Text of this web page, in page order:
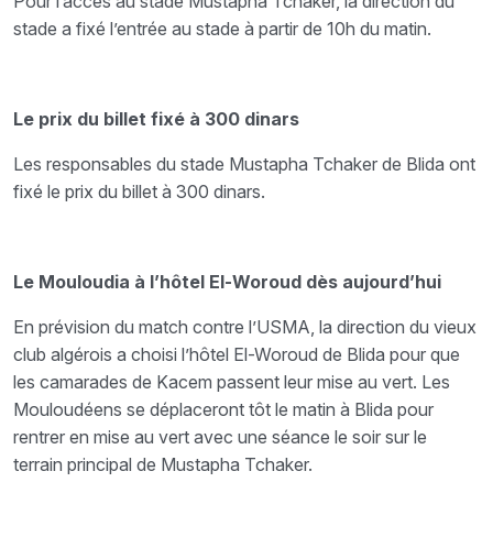
stade a fixé l’entrée au stade à partir de 10h du matin.
Le prix du billet fixé à 300 dinars
Les responsables du stade Mustapha Tchaker de Blida ont
fixé le prix du billet à 300 dinars.
Le Mouloudia à l’hôtel El-Woroud dès aujourd’hui
En prévision du match contre l’USMA, la direction du vieux
club algérois a choisi l’hôtel El-Woroud de Blida pour que
les camarades de Kacem passent leur mise au vert. Les
Mouloudéens se déplaceront tôt le matin à Blida pour
rentrer en mise au vert avec une séance le soir sur le
terrain principal de Mustapha Tchaker.